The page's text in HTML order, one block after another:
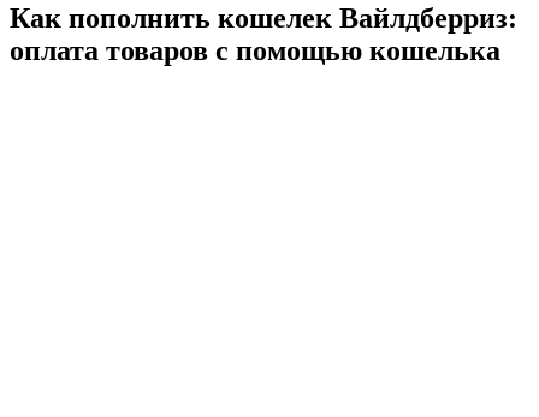
Как пополнить кошелек Вайлдберриз:
оплата товаров с помощью кошелька